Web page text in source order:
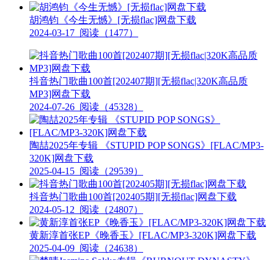
胡鸿钧《今生无憾》[无损flac]网盘下载
2024-03-17 阅读（1477）
抖音热门歌曲100首[202407期][无损flac|320K高品质
MP3]网盘下载
2024-07-26 阅读（45328）
陶喆2025年专辑 《STUPID POP SONGS》[FLAC/MP3-
320K]网盘下载
2025-04-15 阅读（29539）
抖音热门歌曲100首[202405期][无损flac]网盘下载
2024-05-12 阅读（24807）
黄新淳首张EP《晚香玉》[FLAC/MP3-320K]网盘下载
2025-04-09 阅读（24638）